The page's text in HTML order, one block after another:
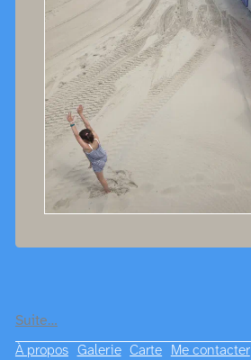
Suite…
À propos Galerie Carte Me contacter